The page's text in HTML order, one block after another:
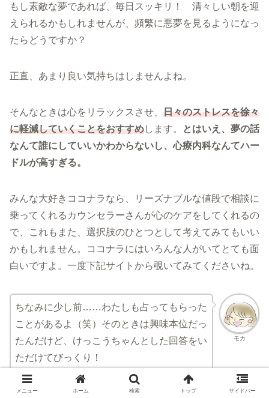
もし素敵な夢であれば、毎日スッキリ！ 清々しい朝を迎
えられるかもしれませんが、頻繁に悪夢を見るようになっ
たらどうですか？
正直、あまり良い気持ちはしませんよね。
そんなときは心をリラックスさせ、 日々のストレスを徐々
に軽減していくことをおすすめします。
とはいえ、夢の話
なんて誰にしていいかわからないし、心療内科なんてハー
ドルが高すぎる。
みんな大好きココナラなら、リーズナブルな値段で相談に
乗ってくれるカウンセラーさんが心のケアをしてくれるの
で、これもまた、選択肢のひとつとして考えてみてもいい
かもしれません。ココナラにはいろんな人がいてとても面
白いですよ。一度下記サイトから覗いてみてくださいね。
モカ
ちなみに少し前……わたしも占ってもらった
ことがあるよ（笑）そのときは興味本位だっ
たんだけど、けっこうちゃんとした回答をい
ただけてびっくり！
メニュー ホーム 検索 トップ サイドバー